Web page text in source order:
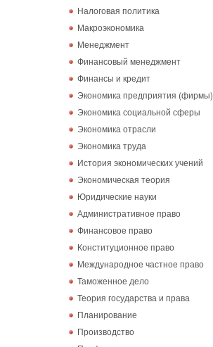
Налоговая политика
Макроэкономика
Менеджмент
Финансовый менеджмент
Финансы и кредит
Экономика предприятия (фирмы)
Экономика социальной сферы
Экономика отрасли
Экономика труда
История экономических учений
Экономическая теория
Юридические науки
Административное право
Финансовое право
Конституционное право
Международное частное право
Таможенное дело
Теория государства и права
Планирование
Производство